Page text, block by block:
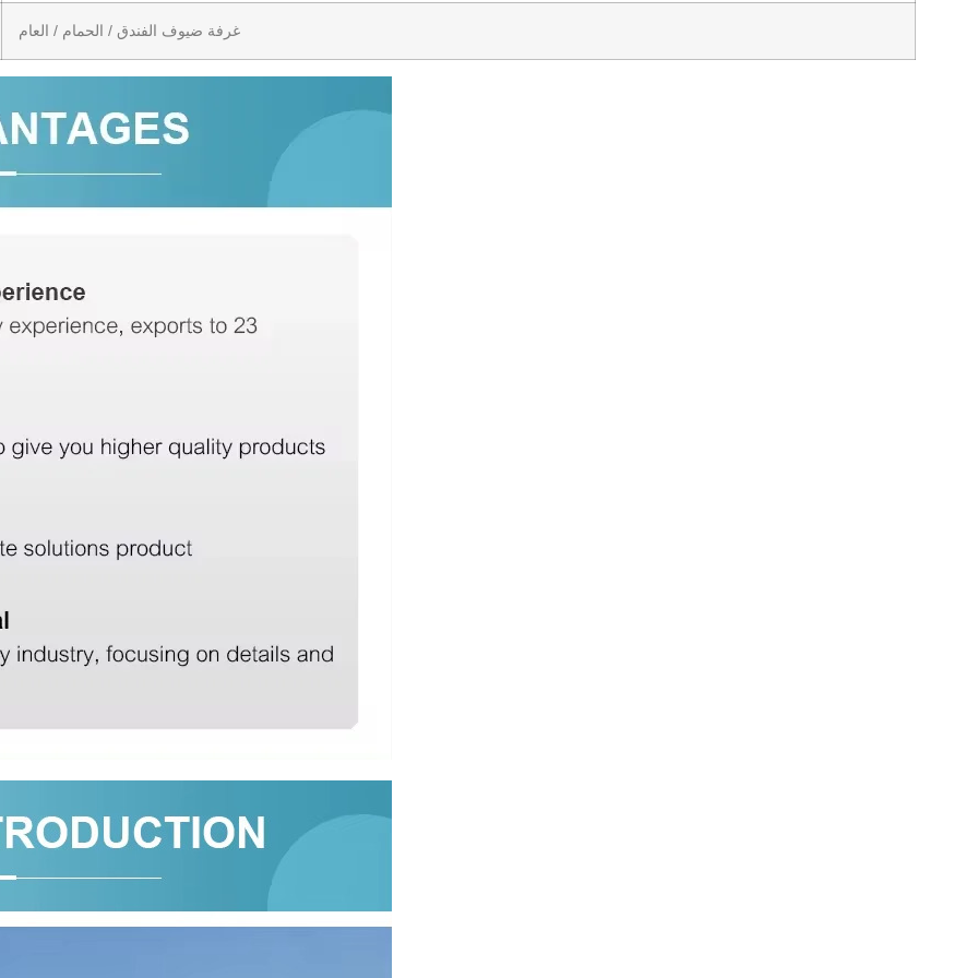
غرفة ضيوف الفندق / الحمام / العام